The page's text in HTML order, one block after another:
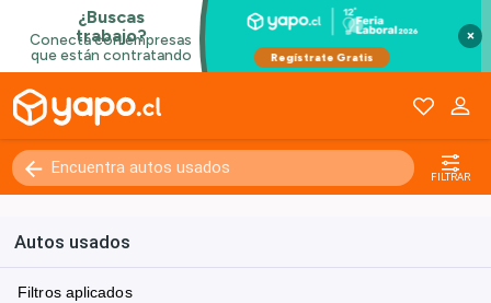
×
FILTRAR
Autos usados
Filtros aplicados